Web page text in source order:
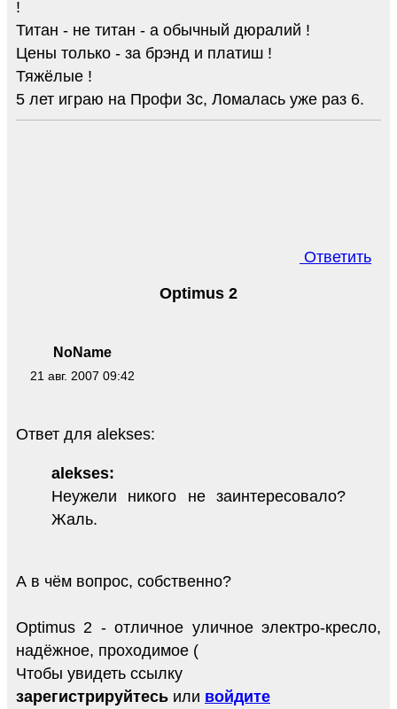
!
Титан - не титан - а обычный дюралий !
Цены только - за брэнд и платиш !
Тяжёлые !
5 лет играю на Профи 3с, Ломалась уже раз 6.
Ответить
NoName
21 авг. 2007 09:42
Optimus 2
Ответ для alekses:
alekses:
Неужели никого не заинтересовало?
Жаль.
А в чём вопрос, собственно?
Optimus 2 - отличное уличное электро-кресло,
надёжное, проходимое (
Чтобы увидеть ссылку
зарегистрируйтесь или войдите